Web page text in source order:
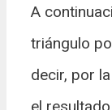
A
triángulo
decir, por